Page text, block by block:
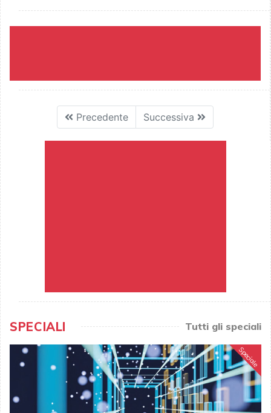
Precedente Successiva
SPECIALI Tutti gli speciali
Speciale